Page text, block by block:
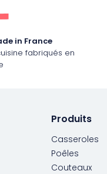
in France
fabriqués en
Produits
Casseroles
Poêles
Couteaux